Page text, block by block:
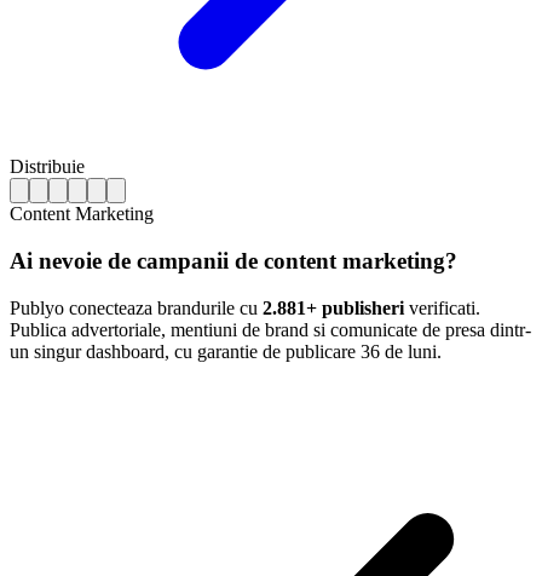
Distribuie
Content Marketing
Ai nevoie de campanii de content marketing?
Publyo conecteaza brandurile cu 2.881+ publisheri verificati.
Publica advertoriale, mentiuni de brand si comunicate de presa dintr-
un singur dashboard, cu garantie de publicare 36 de luni.